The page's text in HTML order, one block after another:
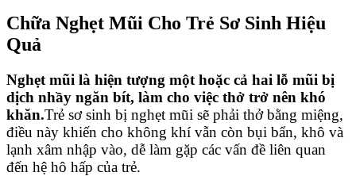
Chữa Nghẹt Mũi Cho Trẻ Sơ Sinh Hiệu
Quả
Nghẹt mũi là hiện tượng một hoặc cả hai lỗ mũi bị
dịch nhầy ngăn bít, làm cho việc thở trở nên khó
khăn.Trẻ sơ sinh bị nghẹt mũi sẽ phải thở bằng miệng,
điều này khiến cho không khí vẫn còn bụi bẩn, khô và
lạnh xâm nhập vào, dễ làm gặp các vấn đề liên quan
đến hệ hô hấp của trẻ.